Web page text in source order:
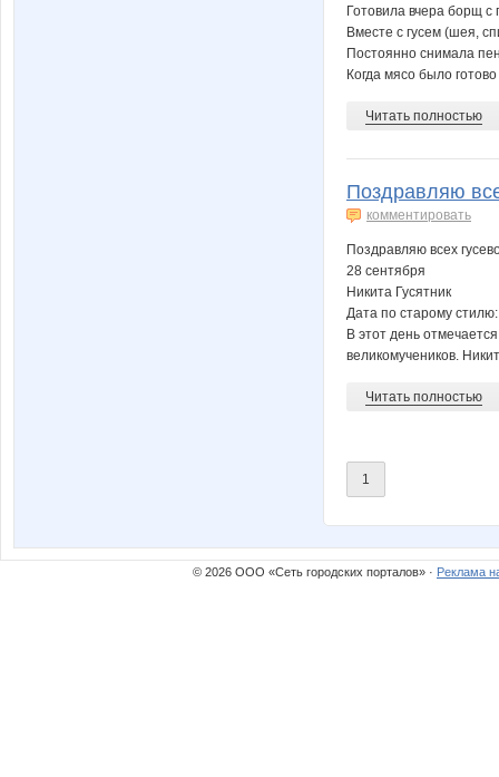
Готовила вчера борщ с
Вместе с гусем (шея,
Постоянно снимала
Когда мясо было
Читать полностью
Поздравляю
комментировать
Поздравляю всех
28 сентября
Никита Гусятник
Дата по старому
В этот день
великомучеников.
Читать полностью
1
© 2026 ООО «Сеть городских порталов» · Реклама